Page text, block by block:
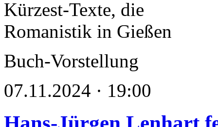
Buch-Vorstellung
07.11.2024 · 19:00